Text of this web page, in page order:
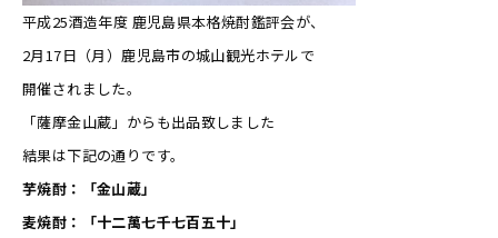
平成25酒造年度 鹿児島県本格焼酎鑑評会が、
2月17日（月）鹿児島市の城山観光ホテルで
開催されました。
「薩摩金山蔵」からも出品致しました
結果は下記の通りです。
芋焼酎：「金山蔵」
麦焼酎：「十二萬七千七百五十」